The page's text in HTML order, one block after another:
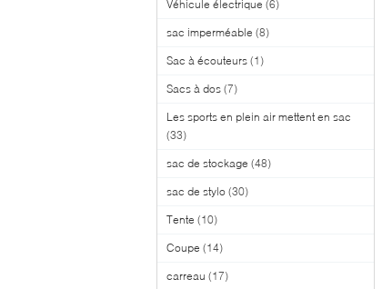
Véhicule électrique (6)
sac imperméable (8)
Sac à écouteurs (1)
Sacs à dos (7)
Les sports en plein air mettent en sac
(33)
sac de stockage (48)
sac de stylo (30)
Tente (10)
Coupe (14)
carreau (17)